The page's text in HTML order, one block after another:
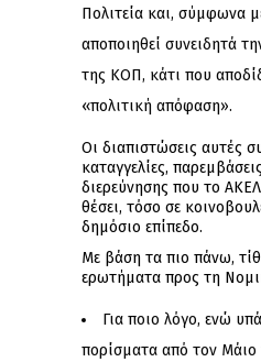
Πολιτεία και, σύμφωνα
αποποιηθεί συνειδητά
της ΚΟΠ, κάτι που
«πολιτική απόφαση».
Οι διαπιστώσεις αυτές
καταγγελίες,
διερεύνησης που το
θέσει, τόσο σε
δημόσιο επίπεδο.
Με βάση τα πιο πάνω,
ερωτήματα προς τη
Για ποιο λόγο, ενώ
πορίσματα από τον Μάιο